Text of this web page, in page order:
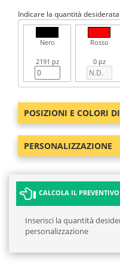
Indicare la quantità
Nero
2191 pz
Rosso
0 pz
POSIZIONI E COLORI
PERSONALIZZAZIONE
CALCOLA IL PREVENTIVO
Inserisci la quantità
personalizzazione